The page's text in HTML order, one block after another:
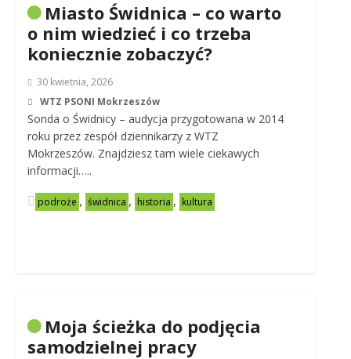
Miasto Świdnica – co warto
o nim wiedzieć i co trzeba
koniecznie zobaczyć?
30 kwietnia, 2026
WTZ PSONI Mokrzeszów
Sonda o Świdnicy – audycja przygotowana w 2014
roku przez zespół dziennikarzy z WTZ
Mokrzeszów. Znajdziesz tam wiele ciekawych
informacji…..
podroże , świdnica , historia , kultura
Moja ścieżka do podjęcia
samodzielnej pracy